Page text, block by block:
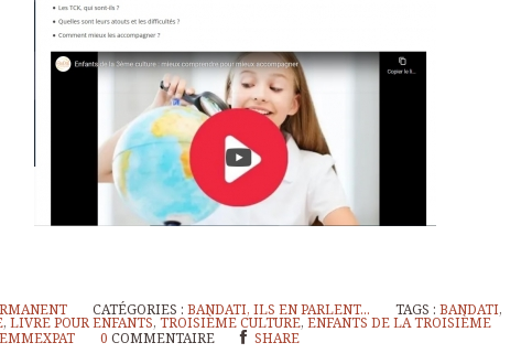
CATÉGORIES :BANDATI, ILS EN PARLENT... TAGS :BANDATI,
, LIVRE POUR ENFANTS, TROISIÈME CULTURE, ENFANTS DE LA TROISIÈME
0 COMMENTAIRE SHARE